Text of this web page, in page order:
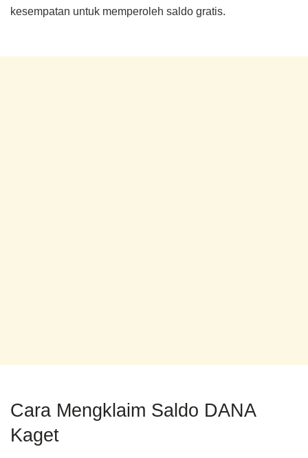
kesempatan untuk memperoleh saldo gratis.
Cara Mengklaim Saldo DANA
Kaget